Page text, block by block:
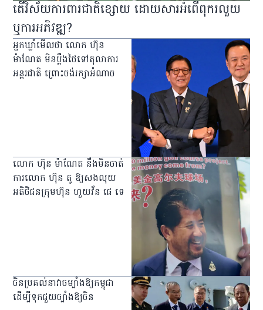
តើវិស័យការពារជាតិខ្សោយ ដោយសារអំពើពុករលួយ
ឬការអភិវឌ្ឍ?
អ្នកឃ្លាំមើលថា លោក ហ៊ុន
ម៉ាណែត មិនប្ដឹងថៃទៅតុលាការ
អន្តរជាតិ ព្រោះចង់រក្សាអំណាច
លោក ហ៊ុន ម៉ាណែត នឹងមិនចាត់
ការលោក ហ៊ុន តូ ឱ្យសងលុយ
អតិថិជនក្រុមហ៊ុន ហួយវ័ន ផេ ទេ
ចិនប្រគល់នាវាចម្បាំងឱ្យកម្ពុជា
ដើម្បីទុកជួយច្បាំងឱ្យចិន